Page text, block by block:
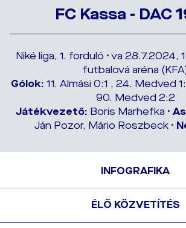
FC Kassa - DAC
Niké liga, 1. forduló • va 28.7.2024,
futbalová aréna
Gólok: 11. Almási 0:1 , 24. Medved
90. Medved 2:2
Játékvezető: Boris Marhefka •
Ján Pozor, Mário Roszbeck •
INFOGRAFIKA
ÉLŐ KÖZVETÍTÉS